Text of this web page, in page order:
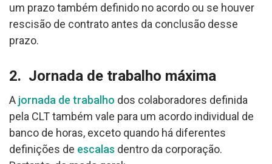
um prazo também definido no acordo ou se houver
rescisão de contrato antes da conclusão desse
prazo.
2. Jornada de trabalho máxima
A jornada de trabalho dos colaboradores definida
pela CLT também vale para um acordo individual de
banco de horas, exceto quando há diferentes
definições de escalas dentro da corporação.